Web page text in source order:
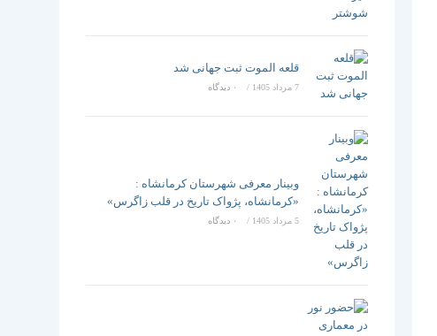
قلعه الموت ثبت جهانی شد
7 مرداد 1405 / ۰ دیدگاه
وبینار معرفی شهرستان کرمانشاه :
«کرمانشاه، پژواک تاریخ در قلب زاگرس»
5 مرداد 1405 / ۰ دیدگاه